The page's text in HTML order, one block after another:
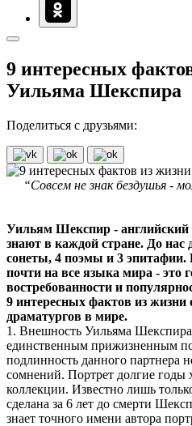
9 интересных
Уильяма Шекспира
Поделиться с друзьями:
“Совсем не знак бездушья -
Уильям Шекспир - английский
знают в каждой стране. До нас
сонеты, 4 поэмы и 3 эпитафии.
почти на все языка мира - это
востребованности и
9 интересных фактов из
драматургов в мире.
1. Внешность Уильяма
единственным прижизненным
подлинность данного партнера
сомнений. Портрет долгие годы
коллекции. Известно лишь
сделана за 6 лет до смерти
знает точного имени автора